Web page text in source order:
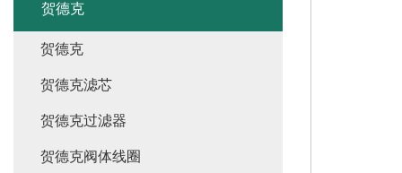
贺德克
贺德克
贺德克滤芯
贺德克过滤器
贺德克阀体线圈